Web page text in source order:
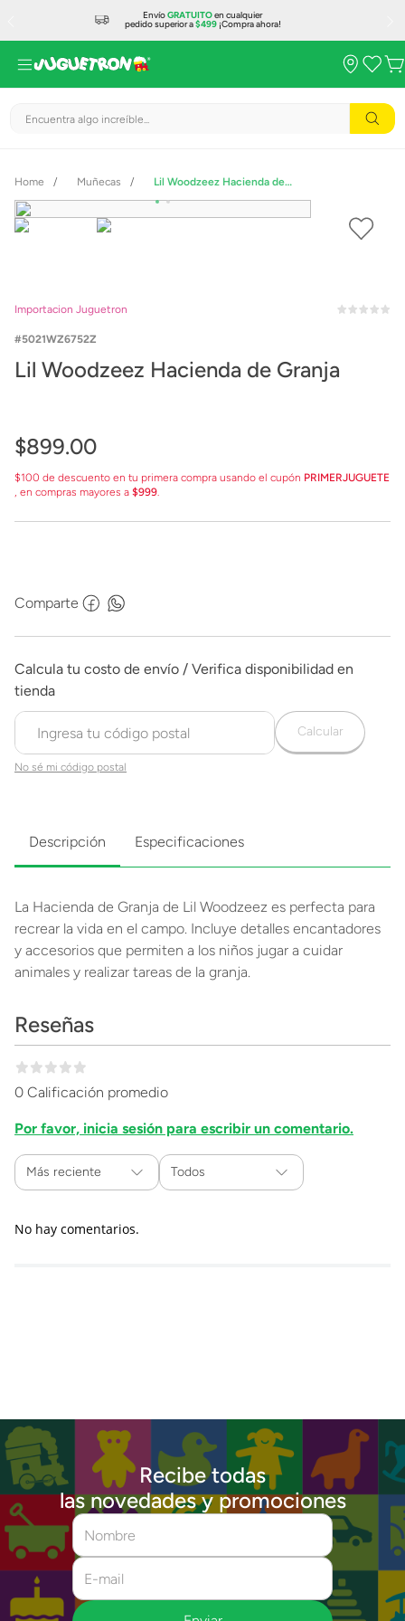
EnvíoGRATUITOen cualquier
pedido superior a$499¡Compra ahora!
Encuentra algo increíble...
Muñecas Lil Woodzeez Hacienda de Granja
Importacion Juguetron
5021WZ6752Z
Lil Woodzeez Hacienda de Granja
$899.00
$100 de descuento en tu primera compra usando el cupón PRIMERJUGUETE
, en compras mayores a $999.
Comparte
No sé mi código postal
Calcular
Descripción Especificaciones
La Hacienda de Granja de Lil Woodzeez es perfecta para
recrear la vida en el campo. Incluye detalles encantadores
y accesorios que permiten a los niños jugar a cuidar
animales y realizar tareas de la granja.
Reseñas
0 Calificación promedio
Por favor, inicia sesión para escribir un comentario.
Más reciente Todos
No hay comentarios.
Recibe todas
las novedades y promociones